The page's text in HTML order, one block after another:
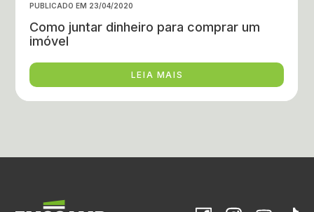
PUBLICADO EM 23/04/2020
Como juntar dinheiro para comprar um
imóvel
LEIA MAIS